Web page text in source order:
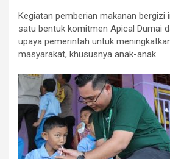
Kegiatan pemberian makanan bergizi
satu bentuk komitmen Apical Dumai
upaya pemerintah untuk
masyarakat, khususnya anak-anak.